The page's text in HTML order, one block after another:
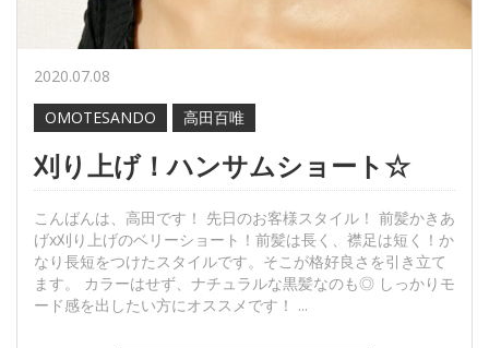
2020.07.08
OMOTESANDO
高田百唯
刈り上げ！ハンサムショート☆
こんばんは、高田です！ 先日のお客様スタイル！ 前髪かきあ
げx刈り上げのベリーショート！前髪は長く、襟足は短く！か
なり長短をつけたスタイルです。そこが格好良さを引き立て
ます。 カラーはせず、ナチュラルな黒髪なのも◎ しっかりモ
ード感を出したい方にオススメです！ ...